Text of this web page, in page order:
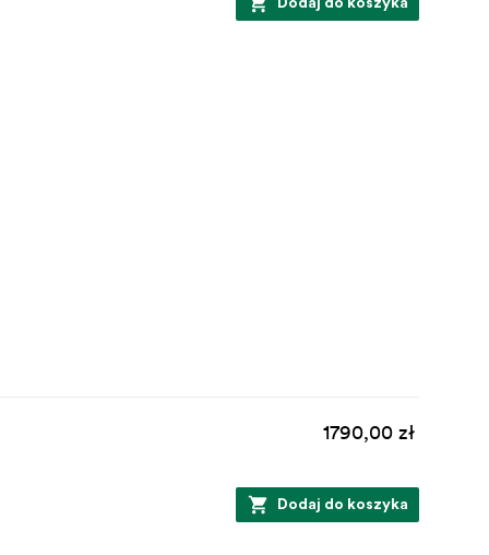
i
Dodaj do koszyka
1790,00 zł
Dodaj do koszyka